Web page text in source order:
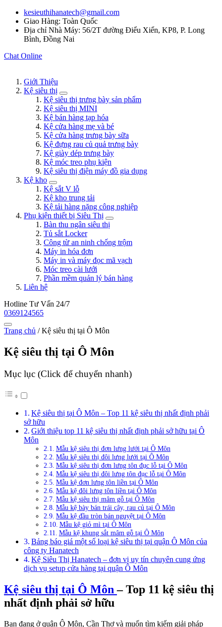
kesieuthihanatech@gmail.com
Giao Hàng: Toàn Quốc
Địa chỉ Nhà Máy: 56/2T đường Điểu Xiển, KP8, P. Long
Bình, Đồng Nai
Chat Online
Giới Thiệu
Kệ siêu thị
Kệ siêu thị trưng bày sản phẩm
Kệ siêu thị MINI
Kệ bán hàng tạp hóa
Kệ cửa hàng mẹ và bé
Kệ cửa hàng trưng bày sữa
Kệ đựng rau củ quả trưng bày
Kệ giày dép trưng bày
Kệ móc treo phụ kiện
Kệ siêu thị điện máy đồ gia dụng
Kệ kho
Kệ sắt V lỗ
Kệ kho trung tải
Kệ tải hàng nặng công nghiệp
Phụ kiện thiết bị Siêu Thị
Bàn thu ngân siêu thị
Tủ sắt Locker
Công từ an ninh chống trộm
Máy in hóa đơn
Máy in và máy đọc mã vạch
Móc treo cài lưới
Phần mềm quản lý bán hàng
Liên hệ
Hotline Tư Vấn 24/7
0369124565
Trang chủ /Kệ siêu thị tại Ô Môn
Kệ siêu thị tại Ô Môn
Mục lục (Click để chuyển nhanh)
Kệ siêu thị tại Ô Môn – Top 11 kệ siêu thị nhất định phải
sở hữu
Giới thiệu top 11 kệ siêu thị nhất định phải sở hữu tại Ô
Môn
Mẫu kệ siêu thị đơn lưng lưới tại Ô Môn
Mẫu kệ siêu thị đôi lưng lưới tại Ô Môn
Mẫu kệ siêu thị đơn lưng tôn đục lỗ tại Ô Môn
Mẫu kệ siêu thị đôi lưng tôn đục lỗ tại Ô Môn
Mẫu kệ đơn lưng tôn liền tại Ô Môn
Mẫu kệ đôi lưng tôn liền tại Ô Môn
Mẫu kệ siêu thị mâm gỗ tại Ô Môn
Mẫu kệ bày bán trái cây, rau củ tại Ô Môn
Mẫu kệ đầu tròn bán nguyệt tại Ô Môn
Mẫu kệ giỏ mì tại Ô Môn
Mẫu kệ khung sắt mâm gỗ tại Ô Môn
Bảng báo giá một số loại kệ siêu thị tại quận Ô Môn của
công ty Hanatech
Kệ Siêu Thị Hanatech – đơn vị uy tín chuyên cung ứng
dịch vụ setup cửa hàng tại quận Ô Môn
Kệ siêu thị tại Ô Môn– Top 11 kệ siêu thị
nhất định phải sở hữu
Bạn đang ở quận Ô Môn, Cần Thơ và muốn tìm kiếm giải pháp